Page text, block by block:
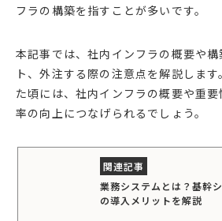
フラの構築を指すことが多いです。
本記事では、社内インフラの概要や
ト、外注する際の注意点を解説しま
た頃には、社内インフラの概要や重
率の向上につなげられるでしょう。
業務システムとは？基幹
の導入メリットを解説